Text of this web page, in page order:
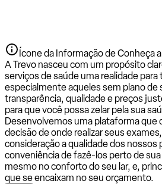
Ícone da Informação de Conheça a
A Trevo nasceu com um propósito
serviços de saúde uma realidade para
especialmente aqueles sem plano
transparência, qualidade e preços
para que você possa zelar pela sua
Desenvolvemos uma plataforma que
decisão de onde realizar seus
consideração a qualidade dos nossos
conveniência de fazê-los perto de
mesmo no conforto do seu lar, e,
que se encaixam no seu orçamento.